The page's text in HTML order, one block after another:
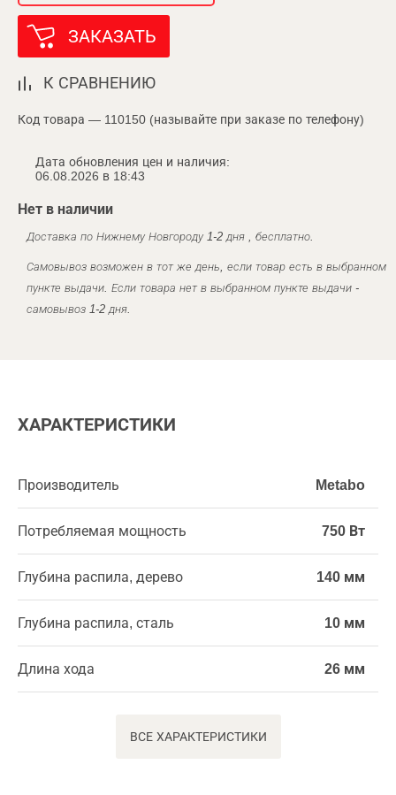
ЗАКАЗАТЬ
К СРАВНЕНИЮ
Код товара — 110150 (называйте при заказе по телефону)
Дата обновления цен и наличия:
06.08.2026 в 18:43
Нет в наличии
Доставка по Нижнему Новгороду 1-2 дня , бесплатно.
Самовывоз возможен в тот же день, если товар есть в выбранном
пункте выдачи. Если товара нет в выбранном пункте выдачи -
самовывоз 1-2 дня.
ХАРАКТЕРИСТИКИ
Производитель Metabo
Потребляемая мощность 750 Вт
Глубина распила, дерево 140 мм
Глубина распила, сталь 10 мм
Длина хода 26 мм
ВСЕ ХАРАКТЕРИСТИКИ